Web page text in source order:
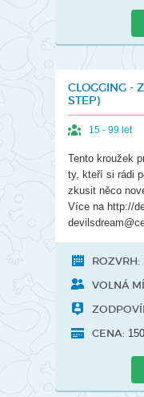
CLOGGING -
STEP)
15 - 99 let
Tento kroužek
ty, kteří si rádi
zkusit něco
Více na http://
ROZVRH:
VOLNÁ
CENA: